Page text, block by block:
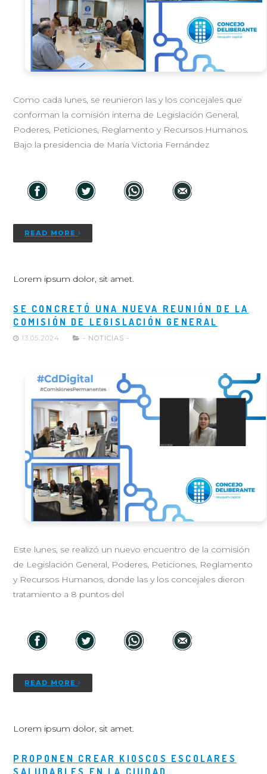
Como cada lunes, se reunieron las y los concejales que
conforman la comisión interna de Legislación General,
Poderes, Peticiones, Reglamento y Recursos Humanos.
Bajo la presidencia de María Victoria Fernández
READ MORE
Lorem ipsum dolor, sit amet.
SE CONCRETÓ UNA NUEVA REUNIÓN DE LA
COMISIÓN DE LEGISLACIÓN GENERAL
13.05.2024 - NOTICIAS -
Este lunes, se realizó un nuevo encuentro de la comisión
de Legislación General, Poderes, Peticiones, Reglamento
y Recursos Humanos, donde las y los concejales dieron
tratamiento a 8 puntos del
READ MORE
Lorem ipsum dolor, sit amet.
PROPONEN CREAR KIOSCOS ESCOLARES
SALUDABLES EN LA CIUDAD